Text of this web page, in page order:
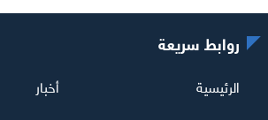
روابط سريعة
الرئيسية أخبار